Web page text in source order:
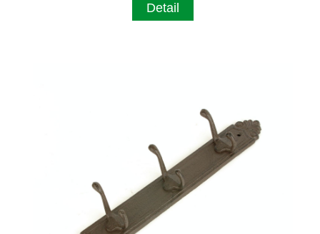
Detail